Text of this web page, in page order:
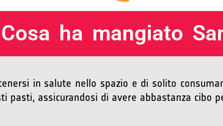
ha mangiato
in salute nello spazio e di solito
assicurandosi di avere abbastanza cibo